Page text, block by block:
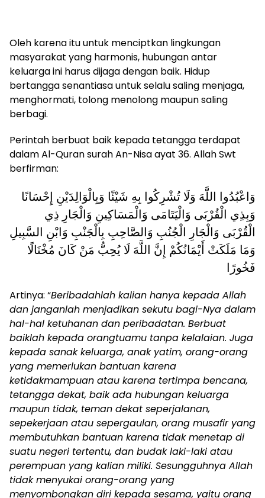
Oleh karena itu untuk menciptkan lingkungan
masyarakat yang harmonis, hubungan antar
keluarga ini harus dijaga dengan baik. Hidup
bertangga senantiasa untuk selalu saling menjaga,
menghormati, tolong menolong maupun saling
berbagi.
Perintah berbuat baik kepada tetangga terdapat
dalam Al-Quran surah An-Nisa ayat 36. Allah Swt
berfirman:
وَاعْبُدُوا اللَّهَ وَلَا تُشْرِكُوا بِهِ شَيْئًا وَبِالْوَالِدَيْنِ إِحْسَانًا
وَبِذِي الْقُرْبَى وَالْيَتَامَى وَالْمَسَاكِينِ وَالْجَارِ ذِي
الْقُرْبَى وَالْجَارِ الْجُنُبِ وَالصَّاحِبِ بِالْجَنْبِ وَابْنِ السَّبِيلِ
وَمَا مَلَكَتْ أَيْمَانُكُمْ إِنَّ اللَّهَ لَا يُحِبُّ مَنْ كَانَ مُخْتَالًا
فَخُورًا
Artinya: “Beribadahlah kalian hanya kepada Allah
dan janganlah menjadikan sekutu bagi-Nya dalam
hal-hal ketuhanan dan peribadatan. Berbuat
baiklah kepada orangtuamu tanpa kelalaian. Juga
kepada sanak keluarga, anak yatim, orang-orang
yang memerlukan bantuan karena
ketidakmampuan atau karena tertimpa bencana,
tetangga dekat, baik ada hubungan keluarga
maupun tidak, teman dekat seperjalanan,
sepekerjaan atau sepergaulan, orang musafir yang
membutuhkan bantuan karena tidak menetap di
suatu negeri tertentu, dan budak laki-laki atau
perempuan yang kalian miliki. Sesungguhnya Allah
tidak menyukai orang-orang yang
menyombongkan diri kepada sesama, yaitu orang